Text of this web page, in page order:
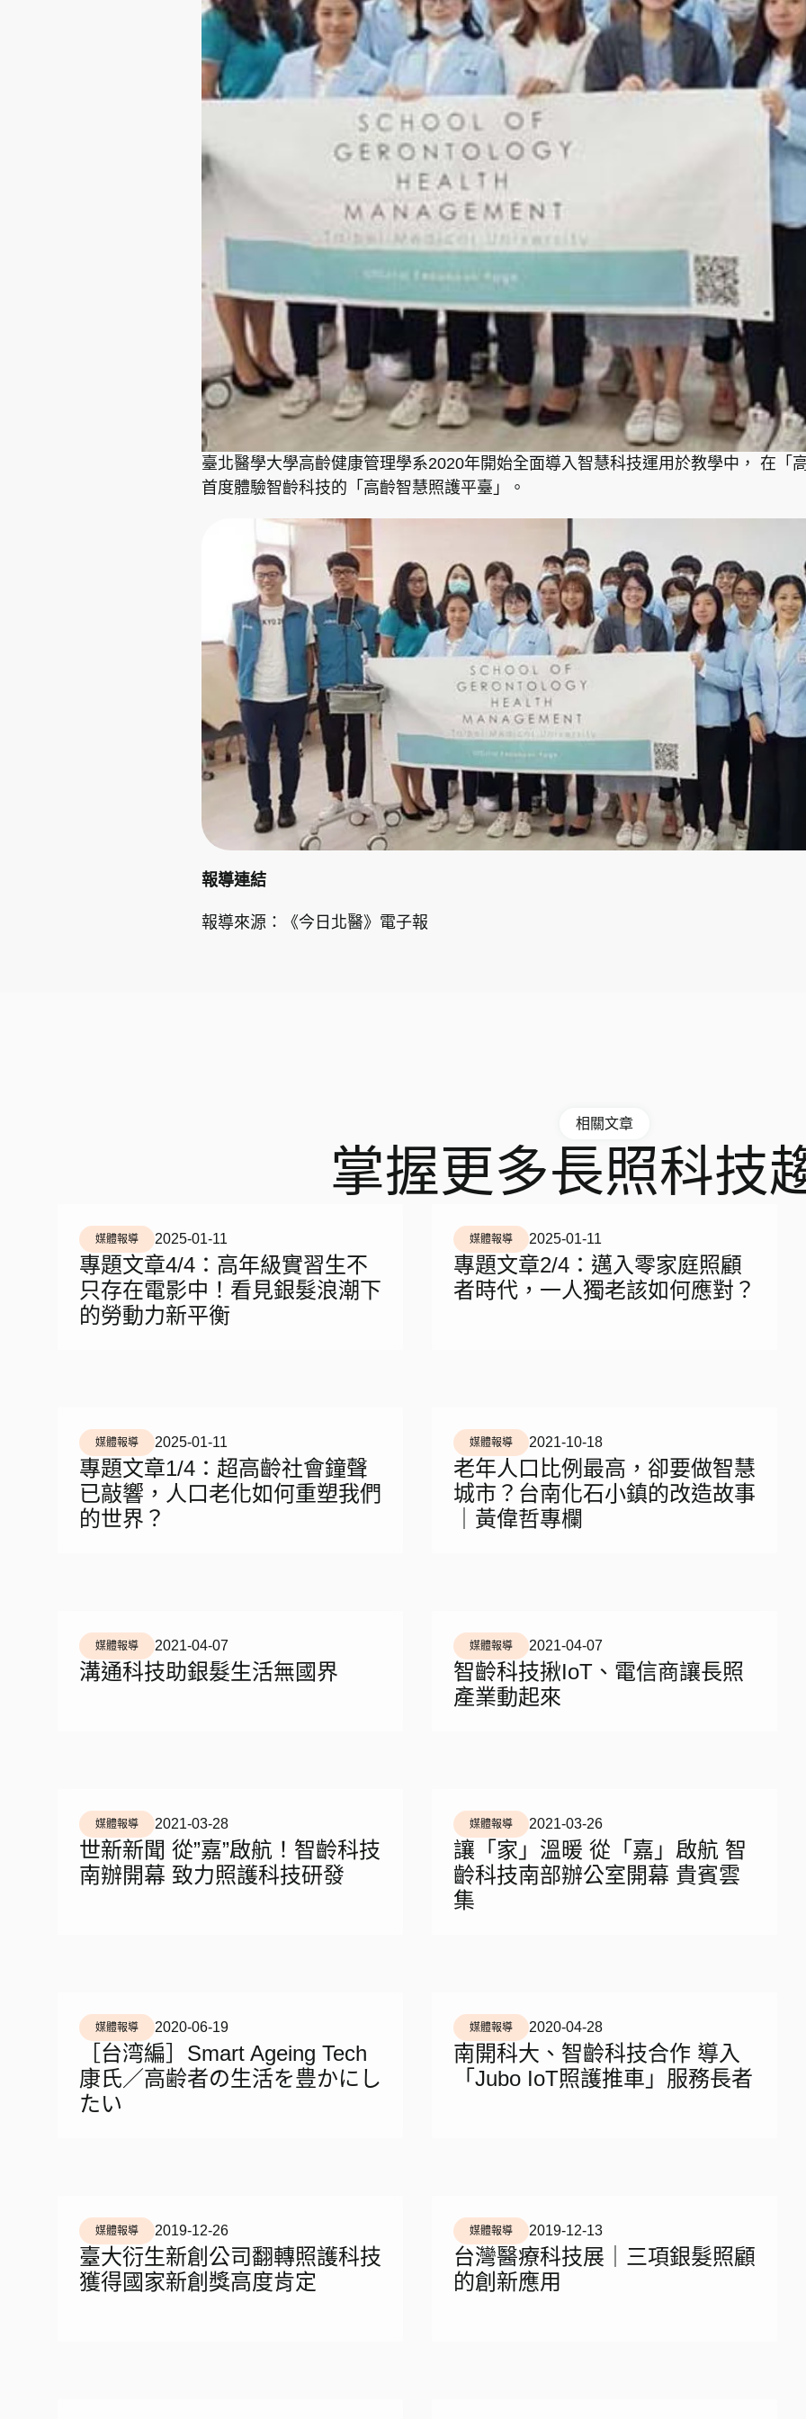
臺北醫學大學高齡健康管理學系2020年開始全面導入智慧科技運用於教學中， 在「
首度體驗智齡科技的「高齡智慧照護平臺」。
報導連結
報導來源：《今日北醫》電子報
相關文章
掌握更多長照科技
媒體報導 2025-01-11
專題文章4/4：高年級實習生不
只存在電影中！看見銀髮浪潮下
的勞動力新平衡
媒體報導 2025-01-11
專題文章2/4：邁入零家庭照顧
者時代，一人獨老該如何應對？
媒體報導 2025-01-11
專題文章1/4：超高齡社會鐘聲
已敲響，人口老化如何重塑我們
的世界？
媒體報導 2021-10-18
老年人口比例最高，卻要做智慧
城市？台南化石小鎮的改造故事
｜黃偉哲專欄
媒體報導 2021-04-07
溝通科技助銀髮生活無國界
媒體報導 2021-04-07
智齡科技揪IoT、電信商讓長照
產業動起來
媒體報導 2021-03-28
世新新聞 從”嘉”啟航！智齡科技
南辦開幕 致力照護科技研發
媒體報導 2021-03-26
讓「家」溫暖 從「嘉」啟航 智
齡科技南部辦公室開幕 貴賓雲
集
媒體報導 2020-06-19
［台湾編］Smart Ageing Tech
康氏／高齢者の生活を豊かにし
たい
媒體報導 2020-04-28
南開科大、智齡科技合作 導入
「Jubo IoT照護推車」服務長者
媒體報導 2019-12-26
臺大衍生新創公司翻轉照護科技
獲得國家新創獎高度肯定
媒體報導 2019-12-13
台灣醫療科技展｜三項銀髮照顧
的創新應用